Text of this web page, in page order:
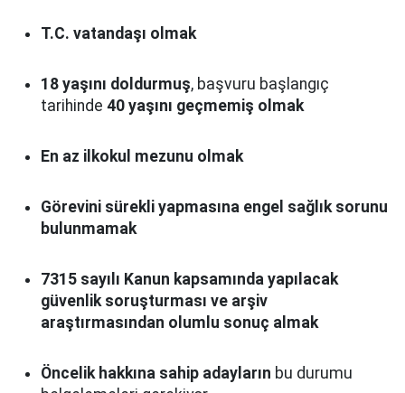
T.C. vatandaşı olmak
18 yaşını doldurmuş, başvuru başlangıç
tarihinde 40 yaşını geçmemiş olmak
En az ilkokul mezunu olmak
Görevini sürekli yapmasına engel sağlık sorunu
bulunmamak
7315 sayılı Kanun kapsamında yapılacak
güvenlik soruşturması ve arşiv
araştırmasından olumlu sonuç almak
Öncelik hakkına sahip adayların bu durumu